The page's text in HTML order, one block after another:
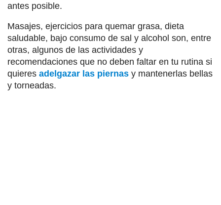
antes posible.
Masajes, ejercicios para quemar grasa, dieta
saludable, bajo consumo de sal y alcohol son, entre
otras, algunos de las actividades y
recomendaciones que no deben faltar en tu rutina si
quieres adelgazar las piernas y mantenerlas bellas
y torneadas.